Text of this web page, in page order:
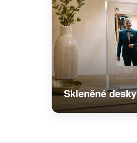
Skleněné desky